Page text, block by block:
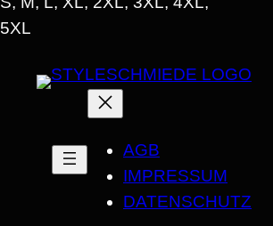
5XL
AGB
IMPRESSUM
DATENSCHUTZ